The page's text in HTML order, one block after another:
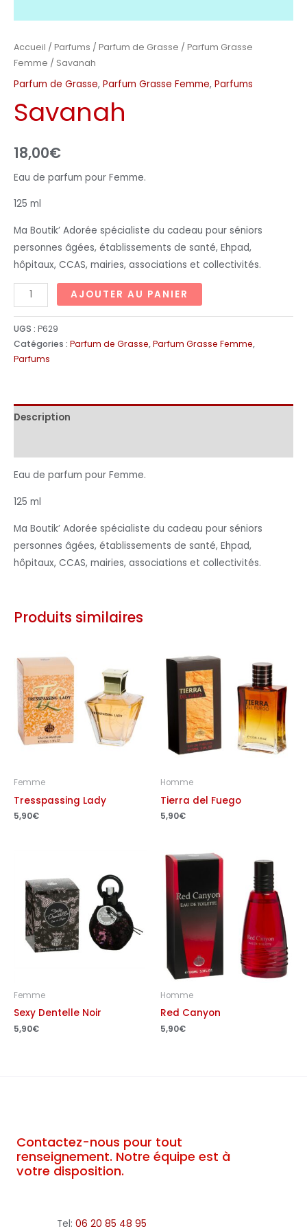
Accueil / Parfums / Parfum de Grasse / Parfum Grasse
Femme / Savanah
Parfum de Grasse, Parfum Grasse Femme, Parfums
Savanah
18,00€
Eau de parfum pour Femme.
125 ml
Ma Boutik’ Adorée spécialiste du cadeau pour séniors
personnes âgées, établissements de santé, Ehpad,
hôpitaux, CCAS, mairies, associations et collectivités.
AJOUTER AU PANIER
UGS : P629
Catégories : Parfum de Grasse,Parfum Grasse Femme,
Parfums
Description
Eau de parfum pour Femme.
125 ml
Ma Boutik’ Adorée spécialiste du cadeau pour séniors
personnes âgées, établissements de santé, Ehpad,
hôpitaux, CCAS, mairies, associations et collectivités.
Produits similaires
Femme
Tresspassing Lady
5,90€
Homme
Tierra del Fuego
5,90€
Femme
Sexy Dentelle Noir
5,90€
Homme
Red Canyon
5,90€
Contactez-nous pour tout
renseignement. Notre équipe est à
votre disposition.
Tel: 06 20 85 48 95